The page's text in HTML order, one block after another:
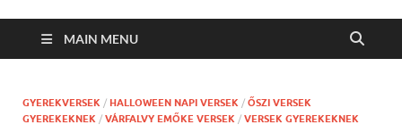
MAIN MENU
GYEREKVERSEK / HALLOWEEN NAPI VERSEK / ŐSZI VERSEK
GYEREKEKNEK / VÁRFALVY EMŐKE VERSEK / VERSEK GYEREKEKNEK